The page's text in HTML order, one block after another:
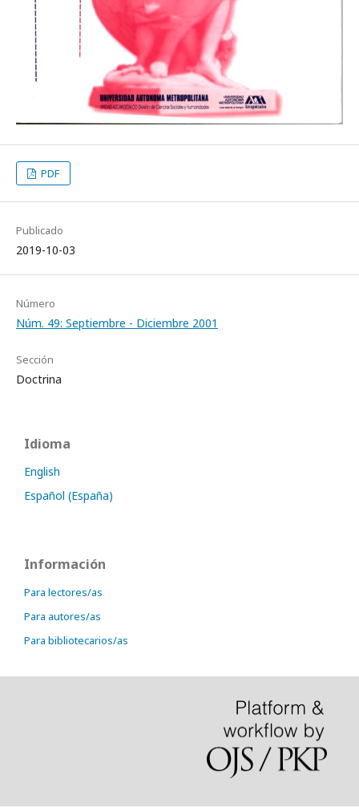
PDF
Publicado
2019-10-03
Número
Núm. 49: Septiembre - Diciembre 2001
Sección
Doctrina
Idioma
English
Español (España)
Información
Para lectores/as
Para autores/as
Para bibliotecarios/as